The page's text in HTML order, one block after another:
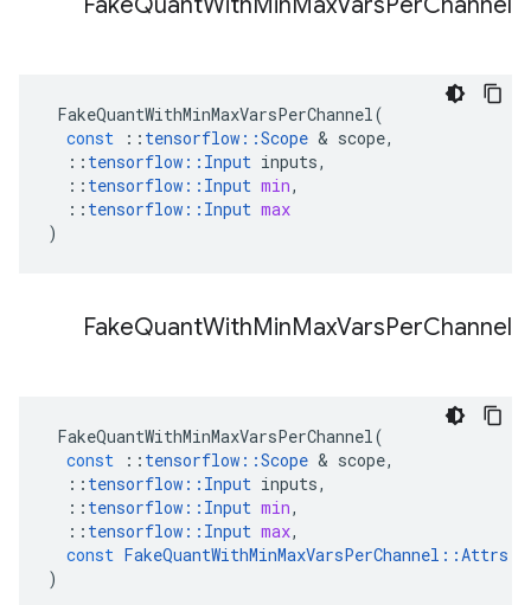
FakeQuantWithMinMaxVarsPerChannel(
const
:: tensorflow ::Scope & scope,
:: tensorflow :: Input inputs,
:: tensorflow :: Input min,
:: tensorflow :: Input max
)
FakeQuantWithMinMaxVarsPerChannel
FakeQuantWithMinMaxVarsPerChannel(
const
:: tensorflow ::Scope & scope,
:: tensorflow :: Input inputs,
:: tensorflow :: Input min,
:: tensorflow :: Input max,
const FakeQuantWithMinMaxVarsPerChannel ::Attrs
)